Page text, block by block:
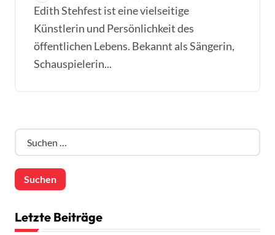
Edith Stehfest ist eine vielseitige
Künstlerin und Persönlichkeit des
öffentlichen Lebens. Bekannt als Sängerin,
Schauspielerin...
S
h
e
n
a
Letzte Beiträge